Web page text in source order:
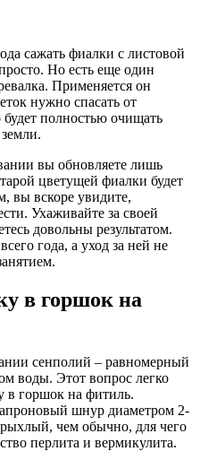
сажать фиалки с листовой
Но есть еще один
Применяется он
нужно спасать от
полностью очищать
вы обновляете лишь
цветущей фиалки будет
вы вскоре увидите,
Ухаживайте за своей
довольны результатом.
года, а уход за ней не
в горшок на
сенполий – равномерный
воды. Этот вопрос легко
в горшок на фитиль.
шнур диаметром 2-
чем обычно, для чего
перлита и вермикулита.